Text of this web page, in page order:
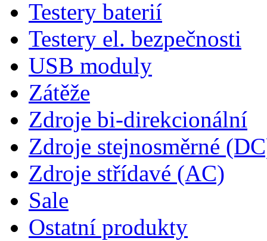
Testery baterií
Testery el. bezpečnosti
USB moduly
Zátěže
Zdroje bi-direkcionální
Zdroje stejnosměrné
Zdroje střídavé (AC)
Sale
Ostatní produkty